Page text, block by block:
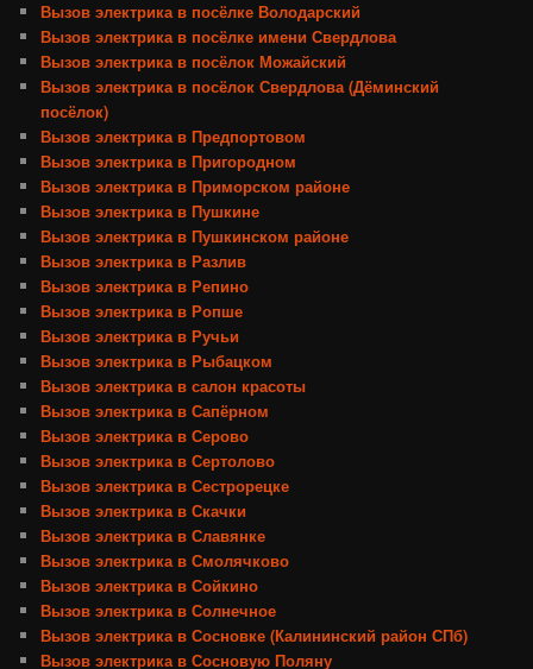
Вызов электрика в посёлке Володарский
Вызов электрика в посёлке имени Свердлова
Вызов электрика в посёлок Можайский
Вызов электрика в посёлок Свердлова (Дёминский
посёлок)
Вызов электрика в Предпортовом
Вызов электрика в Пригородном
Вызов электрика в Приморском районе
Вызов электрика в Пушкине
Вызов электрика в Пушкинском районе
Вызов электрика в Разлив
Вызов электрика в Репино
Вызов электрика в Ропше
Вызов электрика в Ручьи
Вызов электрика в Рыбацком
Вызов электрика в салон красоты
Вызов электрика в Сапёрном
Вызов электрика в Серово
Вызов электрика в Сертолово
Вызов электрика в Сестрорецке
Вызов электрика в Скачки
Вызов электрика в Славянке
Вызов электрика в Смолячково
Вызов электрика в Сойкино
Вызов электрика в Солнечное
Вызов электрика в Сосновке (Калининский район СПб)
Вызов электрика в Сосновую Поляну